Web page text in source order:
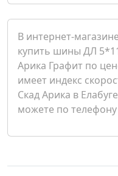
В интернет-
купить шины ДЛ
Арика Графит по
имеет индекс
Скад Арика в
можете по телефону